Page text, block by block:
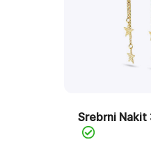
Srebrni Nakit